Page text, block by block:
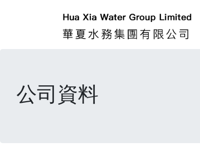
公司資料